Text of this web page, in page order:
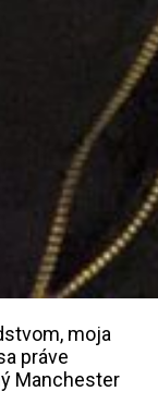
moja
práve
Manchester